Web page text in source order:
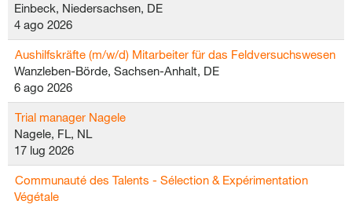
Einbeck, Niedersachsen, DE
4 ago 2026
Aushilfskräfte (m/w/d) Mitarbeiter für das Feldversuchswesen
Wanzleben-Börde, Sachsen-Anhalt, DE
6 ago 2026
Trial manager Nagele
Nagele, FL, NL
17 lug 2026
Communauté des Talents - Sélection & Expérimentation
Végétale